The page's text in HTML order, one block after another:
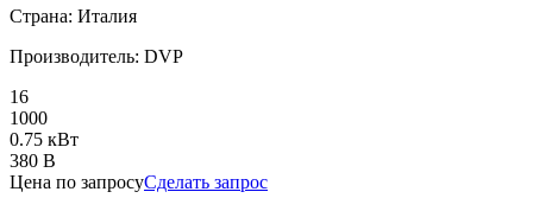
Страна: Италия
Производитель: DVP
16
1000
0.75 кВт
380 В
Цена по запросуСделать запрос